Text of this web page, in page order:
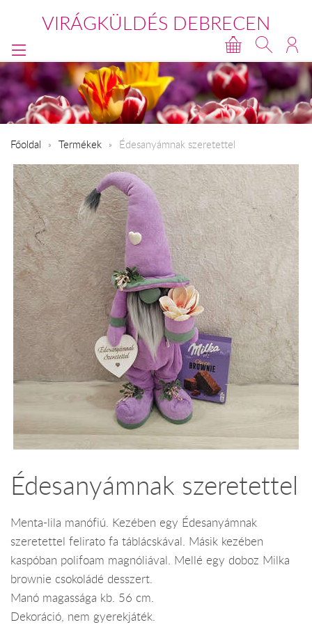
VIRÁGKÜLDÉS DEBRECEN
Főoldal Termékek Édesanyámnak szeretettel
Édesanyámnak szeretettel
Menta-lila manófiú. Kezében egy Édesanyámnak
szeretettel felirato fa táblácskával. Másik kezében
kaspóban polifoam magnóliával. Mellé egy doboz Milka
brownie csokoládé desszert.
Manó magassága kb. 56 cm.
Dekoráció, nem gyerekjáték.